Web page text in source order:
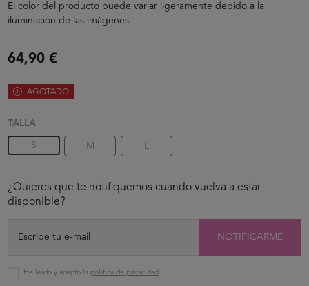
El color del producto puede variar ligeramente debido a la
iluminación de las imágenes.
64,90 €
AGOTADO
TALLA
S M L
¿Quieres que te notifiquemos cuando vuelva a estar
disponible?
NOTIFICARME
He leído y acepto la política de privacidad